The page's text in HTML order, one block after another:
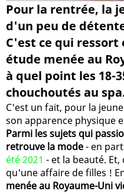
Pour la rentrée, la
d'un peu de
C'est ce qui
étude menée au
à quel point les 18-
chouchoutés au
C'est un fait, pour la
son apparence physique
Parmi les sujets qui
retrouve la mode- en
été 2021 - et la beauté.
qu'une affaire de filles !
menée au Royaume-Uni